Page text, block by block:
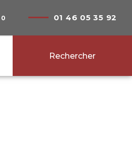
01 46 05 35 92
Rechercher